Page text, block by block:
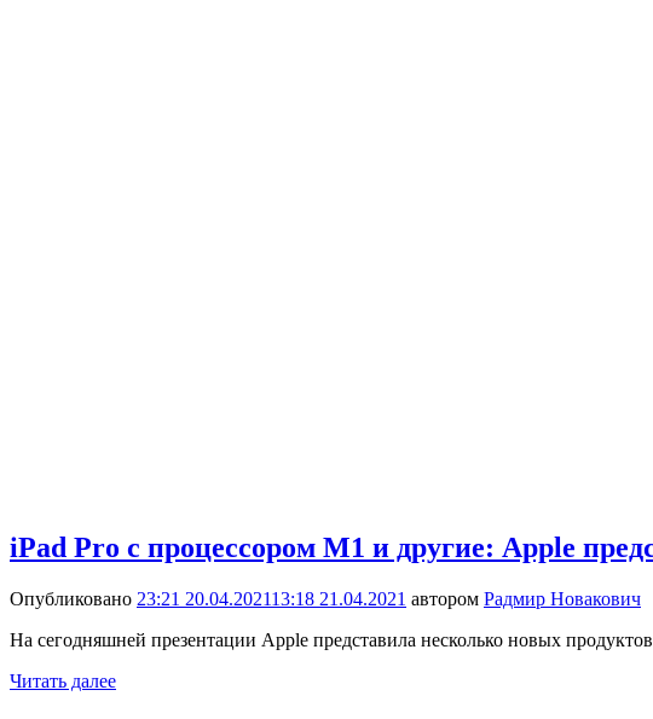
iPad Pro с процессором M1 и другие: Apple
Опубликовано 23:21 20.04.202113:18 21.04.2021 автором Радмир Новакович
На сегодняшней презентации Apple представила несколько новых
Читать далее